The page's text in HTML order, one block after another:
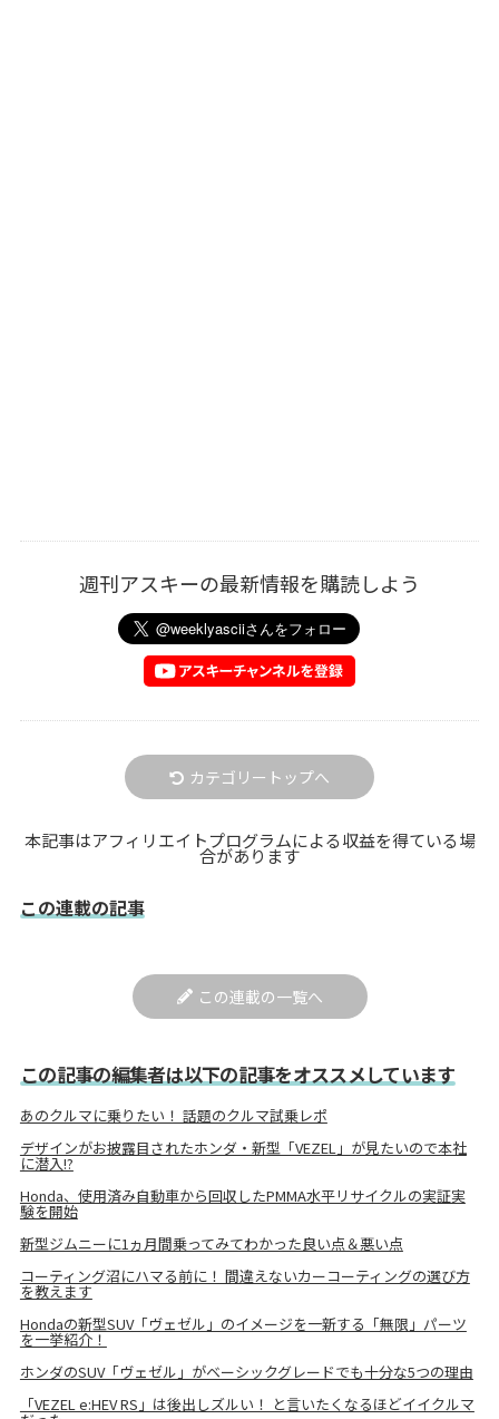
週刊アスキーの最新情報を購読しよう
カテゴリートップへ
本記事はアフィリエイトプログラムによる収益を得ている場
合があります
この連載の記事
この連載の一覧へ
この記事の編集者は以下の記事をオススメしています
あのクルマに乗りたい！ 話題のクルマ試乗レポ
デザインがお披露目されたホンダ・新型「VEZEL」が見たいので本社
に潜入!?
Honda、使用済み自動車から回収したPMMA水平リサイクルの実証実
験を開始
新型ジムニーに1ヵ月間乗ってみてわかった良い点＆悪い点
コーティング沼にハマる前に！ 間違えないカーコーティングの選び方
を教えます
Hondaの新型SUV「ヴェゼル」のイメージを一新する「無限」パーツ
を一挙紹介！
ホンダのSUV「ヴェゼル」がベーシックグレードでも十分な5つの理由
「VEZEL e:HEV RS」は後出しズルい！ と言いたくなるほどイイクルマ